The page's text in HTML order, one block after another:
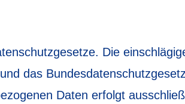
Die
das
Daten erfolgt